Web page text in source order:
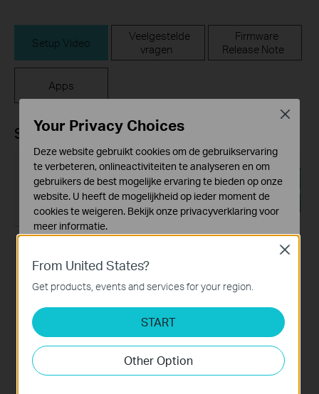
Setup Video
Veelgestelde
vragen
Firmware
Release Note
Apps
Setup Video
Matter Multi-Admin
Setup and Demo
Matter allows you to control devices via multiple smart home systems at the same time through its Multi-Admin feature. This video will give you instructions on how to set up a matter-enabled device via matter multi-admin feature.
More
How to Set Up a TP-
Product on a 3rd
Party Controller
More
From United States?
Get products, events and services for your region.
START
Other Option
Close
Your Privacy Choices
Deze website gebruikt cookies om de gebruikservaring
te verbeteren, onlineactiviteiten te analyseren en om
gebruikers de best mogelijke ervaring te bieden op onze
website. U heeft de mogelijkheid op ieder moment de
cookies te weigeren. Bekijk onze privacyverklaringvoor
meer informatie.
Deze cookies zijn noodzakelijk voor de werking van de
website en kunnen niet worden uitgeschakeld.
Analyse en Marketing Cookies
Cookies voor analyse geven ons de mogelijkheid uw
activiteiten op onze website te volgen en zo de
functionaliteit van de website aan te passen en te
verbeteren.
Close